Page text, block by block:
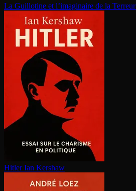
La Guillotine et l’imaginaire de la Terreur
Hitler Ian Kershaw